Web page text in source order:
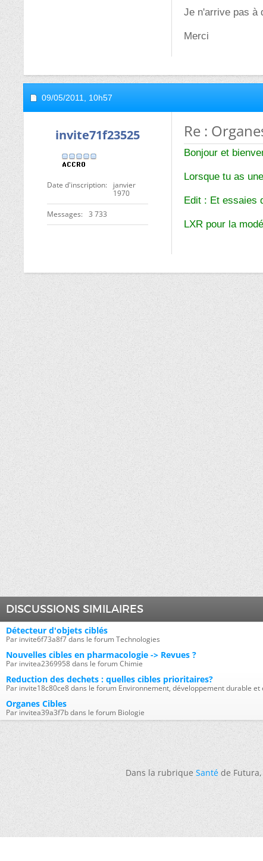
Je n'arrive pas à
Merci
09/05/2011, 10h57
invite71f23525
Date d'inscription
janvier
1970
Messages 3 733
Re :
Bonjour et
Lorsque tu as
Edit : Et essaies
LXR pour la
DISCUSSIONS SIMILAIRES
Détecteur d'objets ciblés
Par invite6f73a8f7 dans le forum Technologies
Nouvelles cibles en pharmacologie -> Revues ?
Par invitea2369958 dans le forum Chimie
Reduction des dechets : quelles cibles prioritaires?
Par invite18c80ce8 dans le forum Environnement, développement durable et
Organes Cibles
Par invitea39a3f7b dans le forum Biologie
Dans la rubriqueSantéde